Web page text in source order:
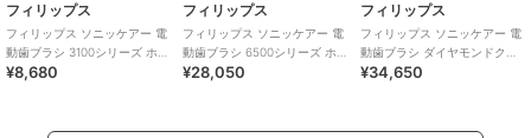
フィリップス
フィリップス ソニッケアー 電
動歯ブラシ 3100シリーズ ホワ
イト
¥8,680
フィリップス
フィリップス ソニッケアー 電
動歯ブラシ 6500シリーズ ホ
ワイト
¥28,050
フィリップス
フィリップス ソニッケアー 電
動歯ブラシ ダイヤモンドクリ
ーン9000 ホワイト
¥34,650